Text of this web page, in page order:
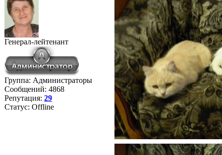
Генерал-лейтенант
Группа: Администраторы
Сообщений: 4868
Репутация: 29
Статус: Offline